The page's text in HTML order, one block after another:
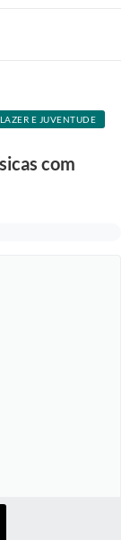
E JUVENTUDE
com